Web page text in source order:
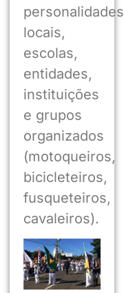
personalidades
locais,
escolas,
entidades,
instituições
e grupos
organizados
(motoqueiros,
bicicleteiros,
fusqueteiros,
cavaleiros).